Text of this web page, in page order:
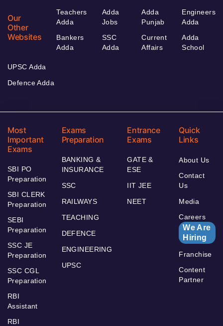
Our
Other
Websites
Teachers
Adda
Bankers
Adda
Adda
Jobs
SSC
Adda
Adda
Punjab
Current
Affairs
Engineers
Adda
Adda
School
UPSC Adda
Defence Adda
Most
Important
Exams
SBI PO
Preparation
SBI CLERK
Preparation
SEBI
Preparation
SSC JE
Preparation
SSC CGL
Preparation
RBI
Assistant
RBI
Exams
Preparation
BANKING &
INSURANCE
SSC
RAILWAYS
TEACHING
DEFENCE
ENGINEERING
UPSC
Entrance
Exams
GATE &
ESE
IIT JEE
NEET
Quick
Links
About Us
Contact
Us
Media
Careers
We Are
Hiring
Franchise
Content
Partner